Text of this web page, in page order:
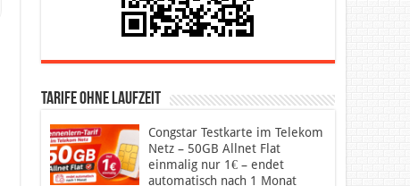
Tarife ohne Laufzeit
Congstar Testkarte im Telekom
Netz – 50GB Allnet Flat
einmalig nur 1€ – endet
automatisch nach 1 Monat